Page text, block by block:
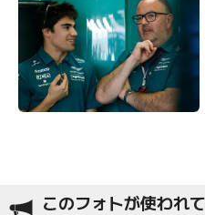
このフォトが使われ